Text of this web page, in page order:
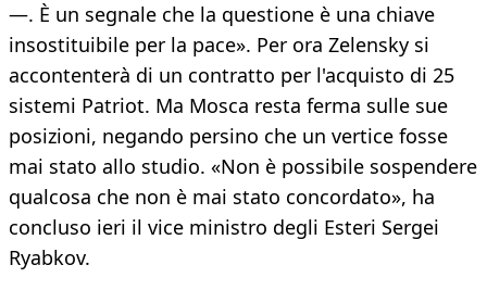
—. È un segnale che la questione è una chiave
insostituibile per la pace». Per ora Zelensky si
accontenterà di un contratto per l'acquisto di 25
sistemi Patriot. Ma Mosca resta ferma sulle sue
posizioni, negando persino che un vertice fosse
mai stato allo studio. «Non è possibile sospendere
qualcosa che non è mai stato concordato», ha
concluso ieri il vice ministro degli Esteri Sergei
Ryabkov.